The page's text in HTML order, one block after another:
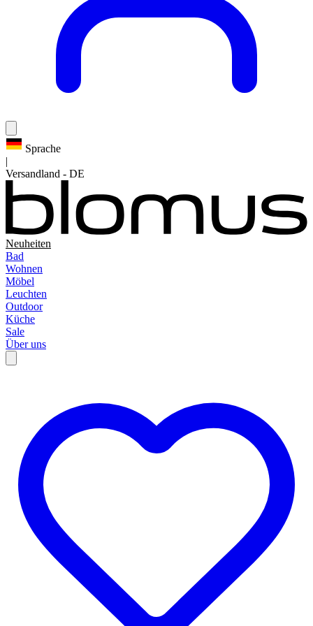
Sprache
|
Versandland - DE
Neuheiten
Bad
Wohnen
Möbel
Leuchten
Outdoor
Küche
Sale
Über uns